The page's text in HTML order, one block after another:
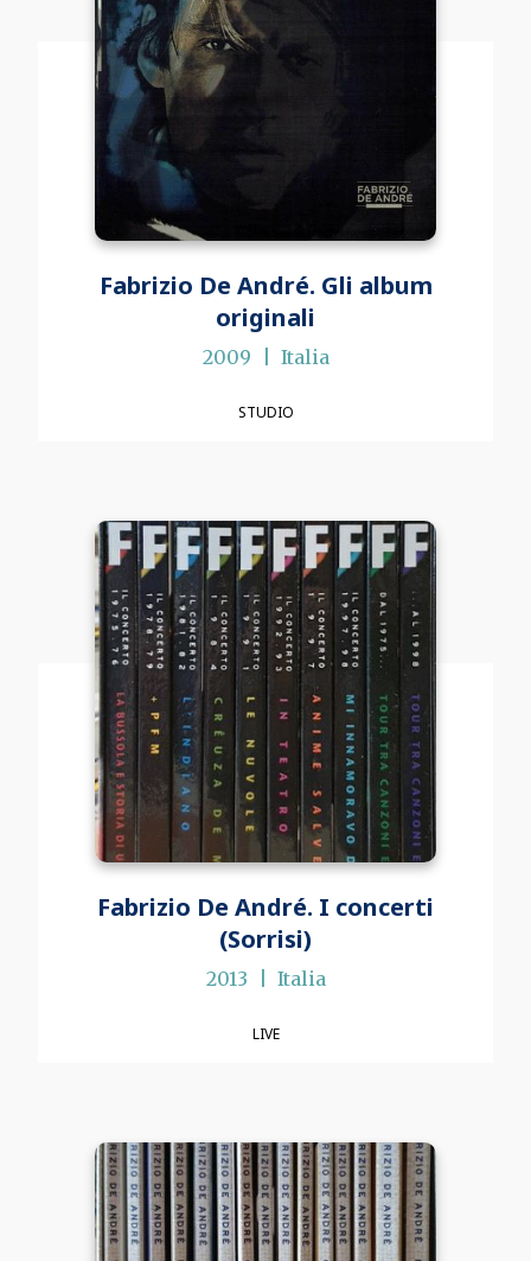
Fabrizio De André. Gli album
originali
2009 Italia
STUDIO
Fabrizio De André. I concerti
(Sorrisi)
2013 Italia
LIVE